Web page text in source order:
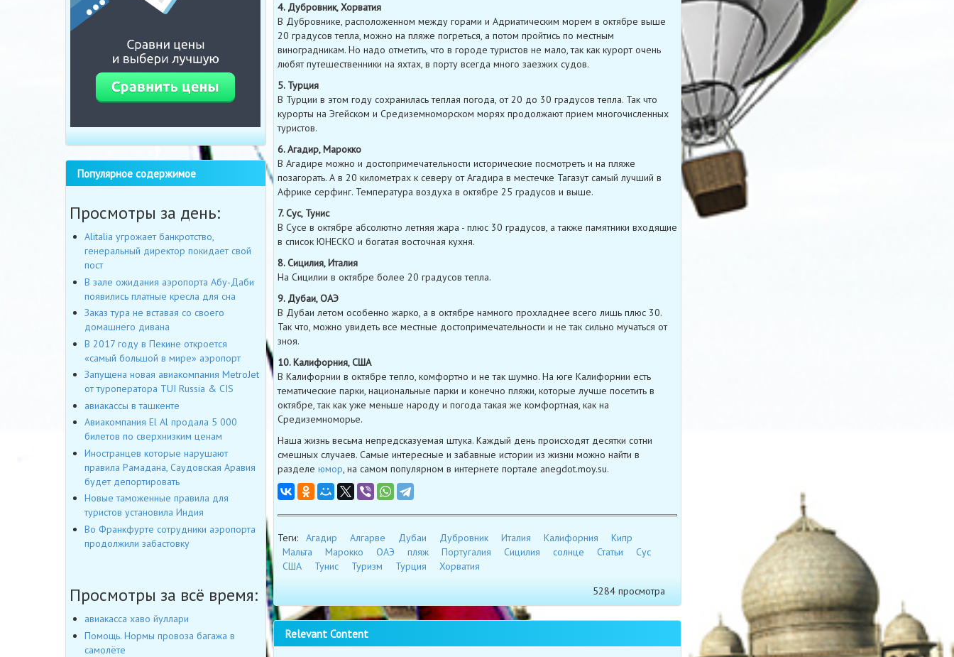
4. Дубровник, Хорватия
В Дубровнике, расположенном между горами и Адриатическим морем в октябре выше
20 градусов тепла, можно на пляже погреться, а потом пройтись по местным
виноградникам. Но надо отметить, что в городе туристов не мало, так как курорт очень
любят путешественники на яхтах, в порту всегда много заезжих судов.
5. Турция
В Турции в этом году сохранилась теплая погода, от 20 до 30 градусов тепла. Так что
курорты на Эгейском и Средиземноморском морях продолжают прием многочисленных
туристов.
6. Агадир, Марокко
В Агадире можно и достопримечательности исторические посмотреть и на пляже
позагорать. А в 20 километрах к северу от Агадира в местечке Тагазут самый лучший в
Африке серфинг. Температура воздуха в октябре 25 градусов и выше.
7. Сус, Тунис
В Сусе в октябре абсолютно летняя жара - плюс 30 градусов, а также памятники входящие
в список ЮНЕСКО и богатая восточная кухня.
8. Сицилия, Италия
На Сицилии в октябре более 20 градусов тепла.
9. Дубаи, ОАЭ
В Дубаи летом особенно жарко, а в октябре намного прохладнее всего лишь плюс 30.
Так что, можно увидеть все местные достопримечательности и не так сильно мучаться от
зноя.
10. Калифорния, США
В Калифорнии в октябре тепло, комфортно и не так шумно. На юге Калифорнии есть
тематические парки, национальные парки и конечно пляжи, которые лучше посетить в
октябре, так как уже меньше народу и погода такая же комфортная, как на
Средиземноморье.
Наша жизнь весьма непредсказуемая штука. Каждый день происходят десятки сотни
смешных случаев. Самые интересные и забавные истории из жизни можно найти в
разделе юмор, на самом популярном в интернете портале anegdot.moy.su.
Теги: Агадир Алгарве Дубаи Дубровник Италия Калифорния
Кипр
Мальта
Марокко ОАЭ пляж Португалия Сицилия солнце Статьи
Сус
США
Тунис Туризм Турция
Хорватия
5284 просмотра
Relevant Content
Популярное содержимое
Просмотры за день:
Alitalia угрожает банкротство,
генеральный директор покидает свой
пост
В зале ожидания аэропорта Абу-Даби
появились платные кресла для сна
Заказ тура не вставая со своего
домашнего дивана
В 2017 году в Пекине откроется
«самый большой в мире» аэропорт
Запущена новая авиакомпания MetroJet
от туроператора TUI Russia & CIS
авиакассы в ташкенте
Авиакомпания El Al продала 5 000
билетов по сверхнизким ценам
Иностранцев которые нарушают
правила Рамадана, Саудовская Аравия
будет депортировать
Новые таможенные правила для
туристов установила Индия
Во Франкфурте сотрудники аэропорта
продолжили забастовку
Просмотры за всё время:
авиакасса хаво йуллари
Помощь. Нормы провоза багажа в
самолёте